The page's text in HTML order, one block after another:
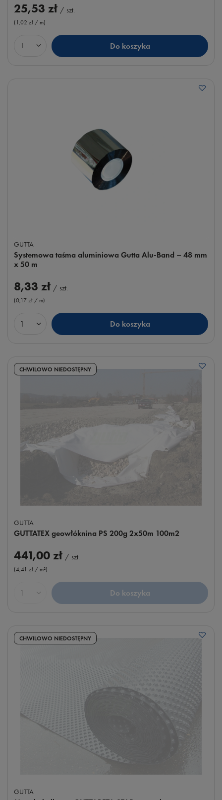
25,53 zł / szt.
(1,02 zł / m)
Ilość produktów Do koszyka
GUTTA
Systemowa taśma aluminiowa Gutta Alu-Band – 48 mm
x 50 m
8,33 zł / szt.
(0,17 zł / m)
Ilość produktów Do koszyka
CHWILOWO NIEDOSTĘPNY
GUTTA
GUTTATEX geowłóknina PS 200g 2x50m 100m2
441,00 zł / szt.
(4,41 zł / m²)
Ilość produktów Do koszyka
CHWILOWO NIEDOSTĘPNY
GUTTA